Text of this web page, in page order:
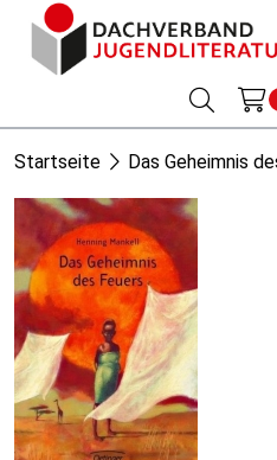
Startseite Das Geheimnis